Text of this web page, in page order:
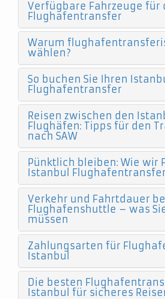
Verfügbare Fahrzeuge für
Flughafentransfer
Warum
wählen?
So buchen Sie Ihren
Flughafentransfer
Reisen zwischen den
Flughäfen: Tipps für den
nach SAW
Pünktlich bleiben: Wie wir
Istanbul
Verkehr und Fahrtdauer
Flughafenshuttle – was
müssen
Zahlungsarten für
Istanbul
Die besten
Istanbul für sicheres